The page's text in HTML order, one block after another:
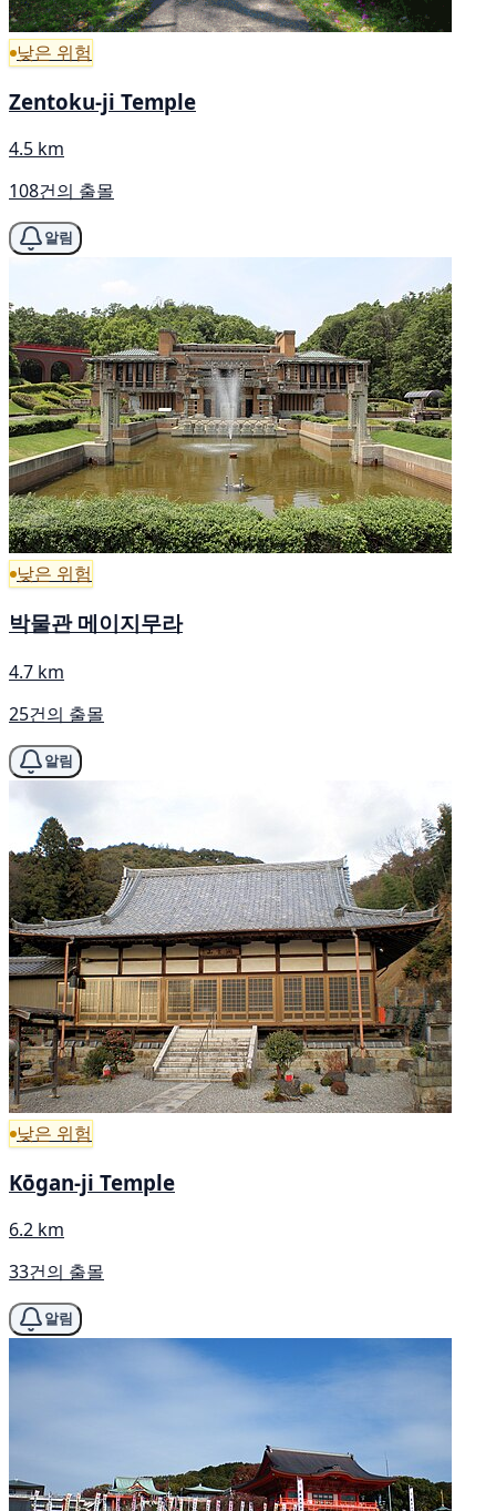
낮은 위험
Zentoku-ji Temple
4.5 km
108건의 출몰
알림
낮은 위험
박물관 메이지무라
4.7 km
25건의 출몰
알림
낮은 위험
Kōgan-ji Temple
6.2 km
33건의 출몰
알림